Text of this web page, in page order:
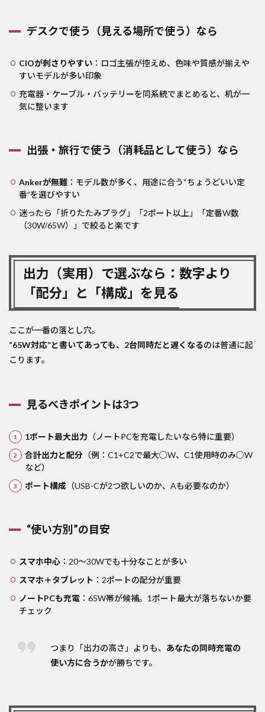
デスクで使う（見える場所で使う）なら
CIOが刺さりやすい ：ロゴ主張が控えめ、色味や質感が揃えや
すいモデルが多い印象
充電器・ケーブル・バッテリーを同系統でまとめると、机が一
気に整います
出張・旅行で使う（消耗品として使う）なら
Ankerが無難 ：モデル数が多く、用途に合う“ちょうどいい定
番”を選びやすい
迷ったら「折りたたみプラグ」「2ポート以上」「定番W数
（30W/65W）」で絞ると楽です
出力（実用）で選ぶなら：数字より
「配分」と「構成」を見る
ここが一番の落とし穴。
“65W対応”と書いてあっても、2台同時だと遅くなるのは普通に起
こります。
見るべきポイントは3つ
1ポート最大出力 （ノートPCを充電したいなら特に重要）
合計出力と配分 （例：C1+C2で最大○W、C1使用時のみ○W
など）
ポート構成 （USB-Cが2つ欲しいのか、Aも必要なのか）
“使い方別”の目安
スマホ中心 ：20〜30Wでも十分なことが多い
スマホ＋タブレット ：2ポートの配分が重要
ノートPCも充電 ：65W帯が候補。1ポート最大が落ちないか要
チェック
つまり「出力の高さ」よりも、 あなたの同時充電の
使い方に合うかが勝ちです。